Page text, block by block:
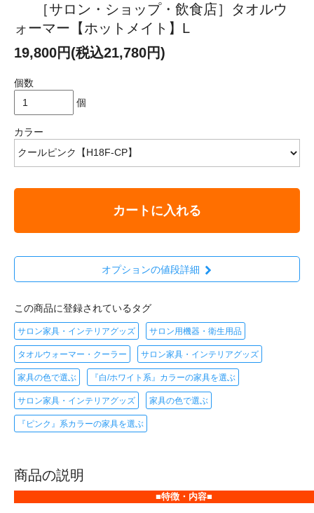
［サロン・ショップ・飲食店］タオルウ
ォーマー【ホットメイト】L
19,800円(税込21,780円)
個数
個
カラー
カートに入れる
オプションの値段詳細
この商品に登録されているタグ
サロン家具・インテリアグッズ サロン用機器・衛生用品
タオルウォーマー・クーラー サロン家具・インテリアグッズ
家具の色で選ぶ 『白/ホワイト系』カラーの家具を選ぶ
サロン家具・インテリアグッズ 家具の色で選ぶ
『ピンク』系カラーの家具を選ぶ
商品の説明
■特徴・内容■